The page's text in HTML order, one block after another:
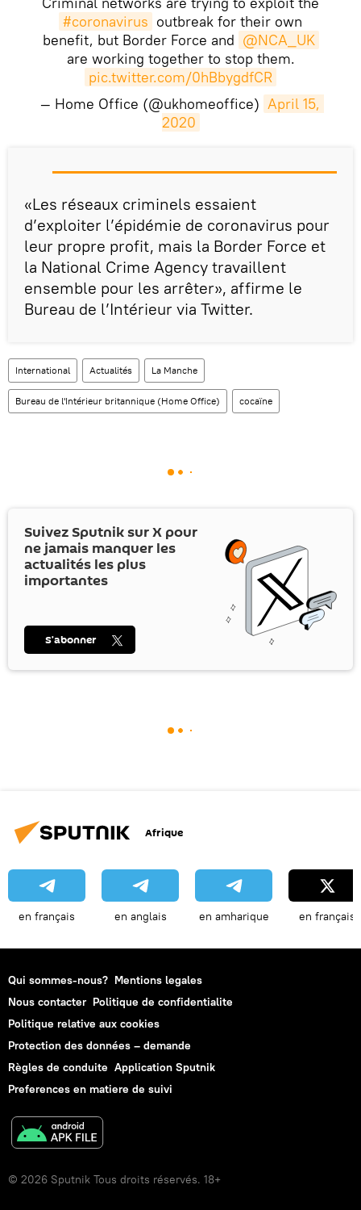
#coronavirus outbreak for their own
benefit, but Border Force and @NCA_UK
are working together to stop them.
pic.twitter.com/0hBbygdfCR
— Home Office (@ukhomeoffice) April 15,
2020
«Les réseaux criminels essaient
d’exploiter l’épidémie de coronavirus pour
leur propre profit, mais la Border Force et
la National Crime Agency travaillent
ensemble pour les arrêter», affirme le
Bureau de l’Intérieur via Twitter.
International Actualités La Manche
Bureau de l'Intérieur britannique (Home Office) cocaïne
Suivez Sputnik surX pour
ne jamais manquer les
actualités les plus
importantes
S’abonner
Afrique
en français en anglais en amharique en français
Qui sommes-nous? Mentions legales
Nous contacter Politique de confidentialite
Politique relative aux cookies
Protection des données – demande
Règles de conduite Application Sputnik
Preferences en matiere de suivi
© 2026 Sputnik Tous droits réservés. 18+